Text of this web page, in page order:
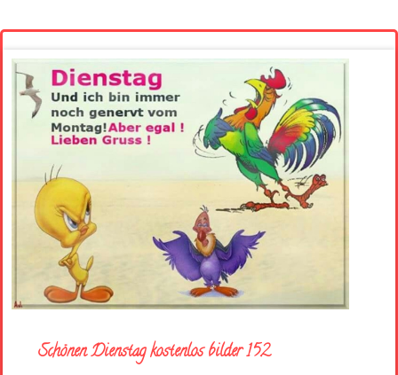
Schönen Dienstag kostenlos bilder 152